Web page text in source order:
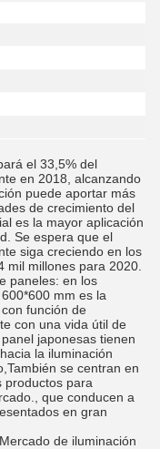
el 33,5% del
en 2018, alcanzando
puede aportar más
de crecimiento del
es la mayor aplicación
Se espera que el
siga creciendo en los
mil millones para 2020.
paneles: en los
mm es la
función de
con una vida útil de
japonesas tienen
la iluminación
se centran en
productos para
que conducen a
en gran
de iluminación